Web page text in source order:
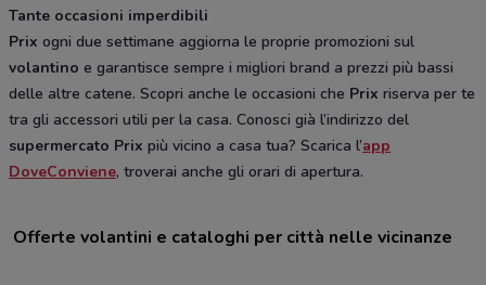
Tante occasioni imperdibili
Prix ogni due settimane aggiorna le proprie promozioni sul
volantino e garantisce sempre i migliori brand a prezzi più bassi
delle altre catene. Scopri anche le occasioni che Prix riserva per te
tra gli accessori utili per la casa. Conosci già l’indirizzo del
supermercato Prix più vicino a casa tua? Scarica l’app
DoveConviene, troverai anche gli orari di apertura.
Offerte volantini e cataloghi per città nelle vicinanze